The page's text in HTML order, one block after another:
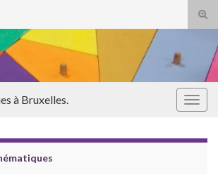
for:
à Bruxelles.